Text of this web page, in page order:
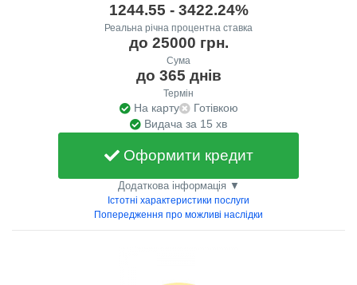
1244.55 - 3422.24%
Реальна річна процентна ставка
до 25000 грн.
Сума
до 365 днів
Термін
На карту
Готівкою
Видача за 15 хв
Оформити кредит
Додаткова інформація ▼
Істотні характеристики послуги
Попередження про можливі наслідки